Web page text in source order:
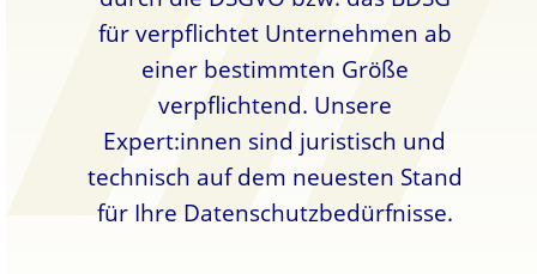
für verpflichtet Unternehmen ab
einer bestimmten Größe
verpflichtend. Unsere
Expert:innen sind juristisch und
technisch auf dem neuesten Stand
für Ihre Datenschutzbedürfnisse.